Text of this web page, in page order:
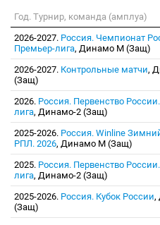
Год. Турнир, команда (амплуа)
2026-2027. Россия. Чемпионат
Премьер-лига, Динамо М (Защ)
2026-2027. Контрольные матчи,
(Защ)
2026. Россия. Первенство
лига, Динамо-2 (Защ)
2025-2026. Россия. Winline
РПЛ. 2026, Динамо М (Защ)
2025. Россия. Первенство
лига, Динамо-2 (Защ)
2025-2026. Россия. Кубок России,
(Защ)